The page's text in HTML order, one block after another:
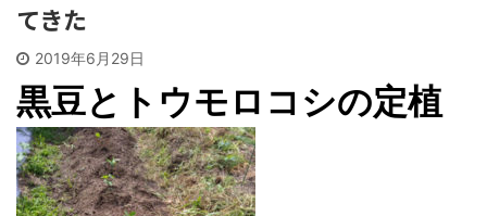
てきた
2019年6月29日
黒豆とトウモロコシの定植